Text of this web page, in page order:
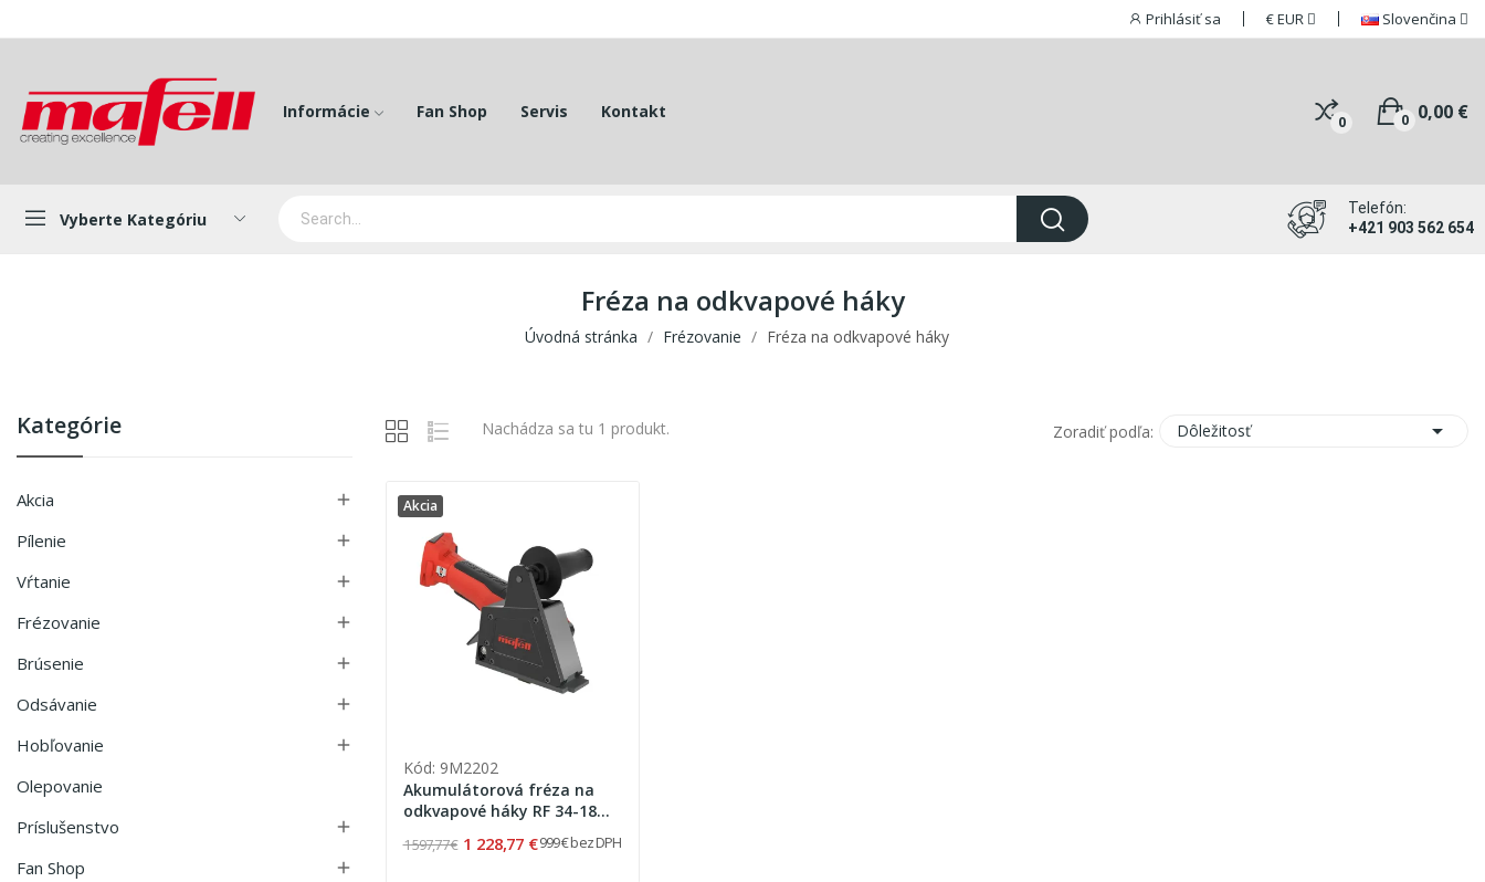
Prihlásiť sa €EUR Slovenčina
Informácie Fan Shop Servis Kontakt
0 0,00 €
0
Vyberte Kategóriu
Telefón:
+421 903 562 654
Fréza na odkvapové háky
Úvodná stránka Frézovanie Fréza na odkvapové háky
Kategórie
Akcia 
Pílenie 
Vŕtanie 
Frézovanie 
Brúsenie 
Odsávanie 
Hobľovanie 
Olepovanie
Príslušenstvo

Fan Shop 
Nachádza sa tu 1 produkt. Zoradiť podľa: Dôležitosť 
Akcia
Kód: 9M2202
Akumulátorová fréza na
odkvapové háky RF 34-18
1 597,77 € 1 228,77 €999 € bez DPH